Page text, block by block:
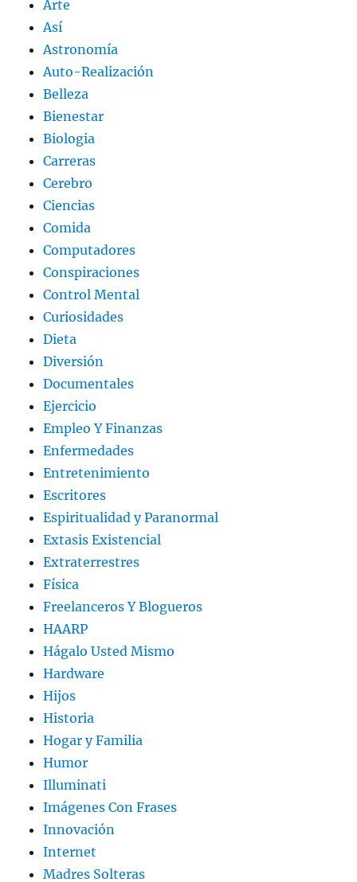
Arte
Así
Astronomía
Auto-Realización
Belleza
Bienestar
Biologia
Carreras
Cerebro
Ciencias
Comida
Computadores
Conspiraciones
Control Mental
Curiosidades
Dieta
Diversión
Documentales
Ejercicio
Empleo Y Finanzas
Enfermedades
Entretenimiento
Escritores
Espiritualidad y Paranormal
Extasis Existencial
Extraterrestres
Física
Freelanceros Y Blogueros
HAARP
Hágalo Usted Mismo
Hardware
Hijos
Historia
Hogar y Familia
Humor
Illuminati
Imágenes Con Frases
Innovación
Internet
Madres Solteras